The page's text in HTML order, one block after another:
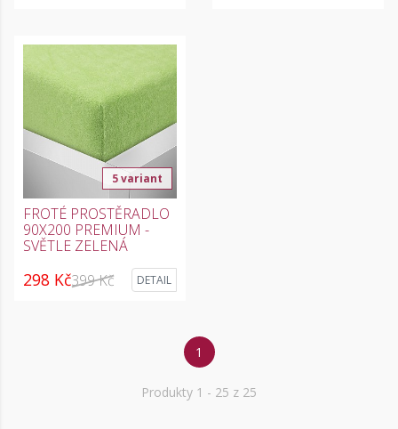
5 variant
FROTÉ PROSTĚRADLO
90X200 PREMIUM -
SVĚTLE ZELENÁ
298 Kč399 Kč DETAIL
1
Produkty 1 - 25 z 25